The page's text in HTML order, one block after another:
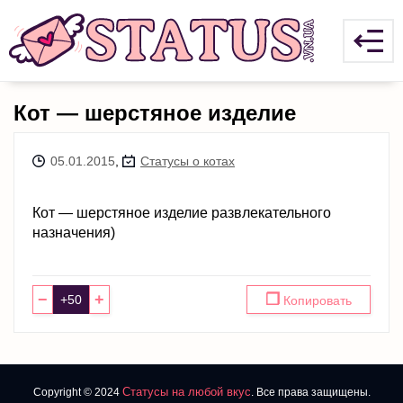
Кот — шерстяное изделие
05.01.2015 Статусы о котах
Кот — шерстяное изделие развлекательного
назначения)
− + ❐ Копировать
Copyright © 2024 Статусы на любой вкус. Все права защищены.